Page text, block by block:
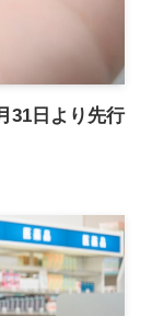
31日より先行